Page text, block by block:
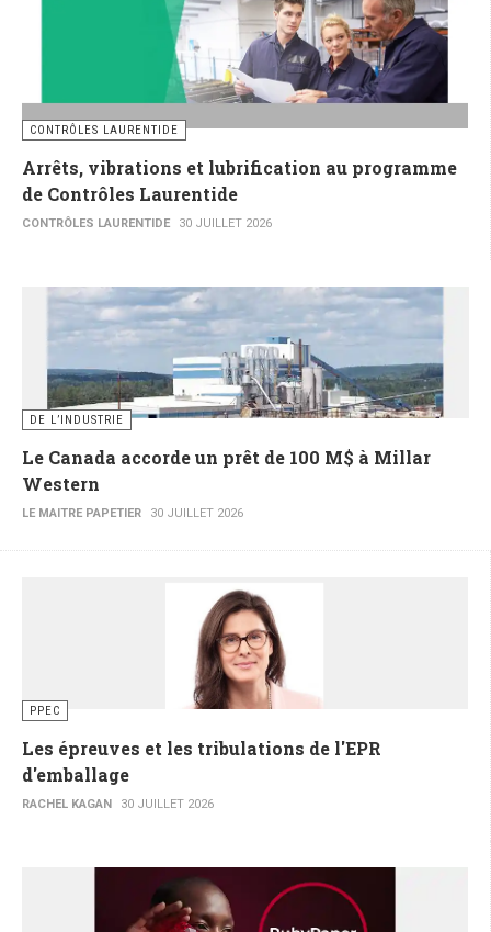
CONTRÔLES LAURENTIDE
Arrêts, vibrations et lubrification au programme
de Contrôles Laurentide
CONTRÔLES LAURENTIDE 30 JUILLET 2026
DE L’INDUSTRIE
Le Canada accorde un prêt de 100 M$ à Millar
Western
LE MAITRE PAPETIER 30 JUILLET 2026
PPEC
Les épreuves et les tribulations de l'EPR
d'emballage
RACHEL KAGAN 30 JUILLET 2026